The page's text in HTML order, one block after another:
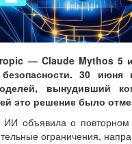
— Claude Mythos 5
30
вынудивший
это решение было
объявила о повторном
ограничения,